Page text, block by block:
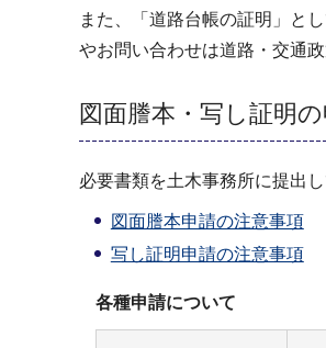
また、「道路台帳の証明」と
やお問い合わせは道路・交通
図面謄本・写し証明
必要書類を土木事務所に提出し
図面謄本申請の注意事項
写し証明申請の注意事項
各種申請について